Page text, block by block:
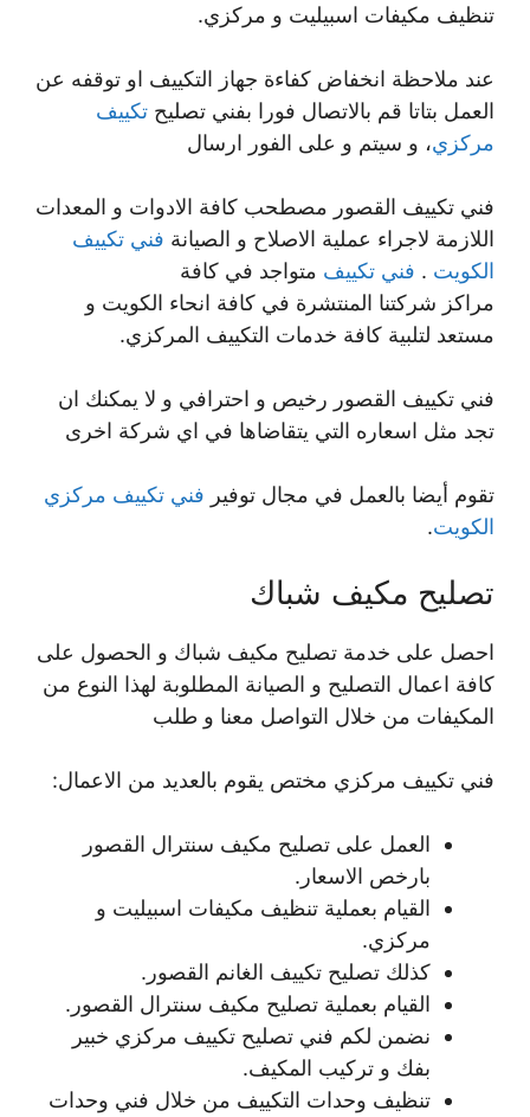
تنظيف مكيفات اسبيليت و مركزي.
عند ملاحظة انخفاض كفاءة جهاز التكييف او توقفه عن
العمل بتاتا قم بالاتصال فورا بفني تصليح تكييف
مركزي، و سيتم و على الفور ارسال
فني تكييف القصور مصطحب كافة الادوات و المعدات
اللازمة لاجراء عملية الاصلاح و الصيانة فني تكييف
الكويت . فني تكييف متواجد في كافة
مراكز شركتنا المنتشرة في كافة انحاء الكويت و
مستعد لتلبية كافة خدمات التكييف المركزي.
فني تكييف القصور رخيص و احترافي و لا يمكنك ان
تجد مثل اسعاره التي يتقاضاها في اي شركة اخرى
تقوم أيضا بالعمل في مجال توفير فني تكييف مركزي
الكويت.
تصليح مكيف شباك
احصل على خدمة تصليح مكيف شباك و الحصول على
كافة اعمال التصليح و الصيانة المطلوبة لهذا النوع من
المكيفات من خلال التواصل معنا و طلب
فني تكييف مركزي مختص يقوم بالعديد من الاعمال:
العمل على تصليح مكيف سنترال القصور
بارخص الاسعار.
القيام بعملية تنظيف مكيفات اسبيليت و
مركزي.
كذلك تصليح تكييف الغانم القصور.
القيام بعملية تصليح مكيف سنترال القصور.
نضمن لكم فني تصليح تكييف مركزي خبير
بفك و تركيب المكيف.
تنظيف وحدات التكييف من خلال فني وحدات